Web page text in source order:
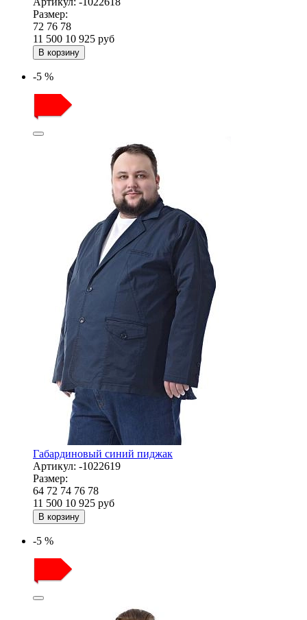
Размер:
72 76 78
11 500 10 925 руб
В корзину
-5 %
Габардиновый синий пиджак
Артикул: -1022619
Размер:
64 72 74 76 78
11 500 10 925 руб
В корзину
-5 %